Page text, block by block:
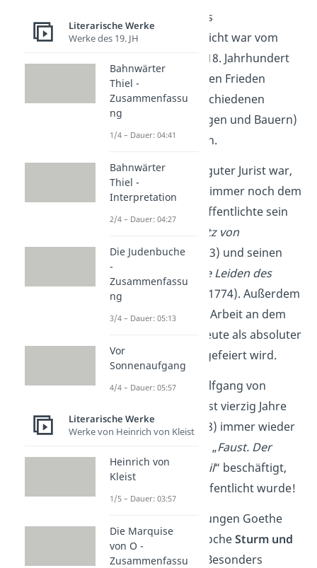
Das
Reichskammergericht war vom
Mittelalter bis ins 18. Jahrhundert
dafür zuständig, den Frieden
zwischen den verschiedenen
Ständen
(wie Adligen und Bauern)
aufrechtzuerhalten.
Auch wenn er ein guter Jurist war,
gehörte sein Herz immer noch dem
Schreiben. Er veröffentlichte sein
Götz von
Berlichingen“ (1773) und seinen
ersten Roman „
Die Leiden des
jungen Werther
“ (1774). Außerdem
begann er mit der Arbeit an dem
, das heute als absoluter
Goethe-Klassiker gefeiert wird.
Merke:Johann Wolfgang von
Goethe hat sich fast vierzig Jahre
lang (ca. 1770-1808) immer wieder
mit seinem Drama „Faust. Der
Tragödie erster Teil“ beschäftigt,
bevor dieses veröffentlicht wurde!
Diese Werke des jungen Goethe
lassen sich der EpocheSturm und
Drangzuordnen. Besonders
Literarische Werke
Werke des 19. JH
Bahnwärter
Thiel -
Zusammenfassu
ng
1/4 – Dauer: 04:41
Bahnwärter
Thiel -
Interpretation
2/4 – Dauer: 04:27
Die Judenbuche
-
Zusammenfassu
ng
3/4 – Dauer: 05:13
Vor
Sonnenaufgang
4/4 – Dauer: 05:57
Literarische Werke
Werke von Heinrich von Kleist
Heinrich von
Kleist
1/5 – Dauer: 03:57
Die Marquise
von O -
Zusammenfassu